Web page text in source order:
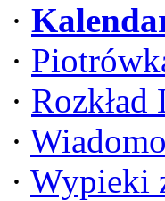
·
·
· Rozkład
·
· Wypieki